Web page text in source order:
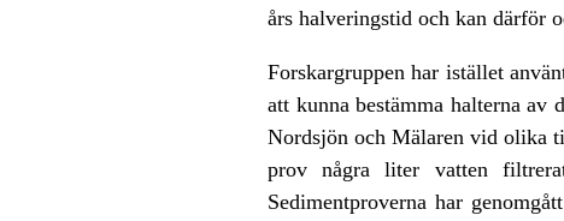
års halveringstid och kan därför
Forskargruppen har istället
att kunna bestämma halterna av
Nordsjön och Mälaren vid olika
prov några liter vatten
Sedimentproverna har